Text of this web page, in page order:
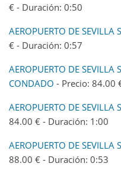
€ - Duración: 0:50
AEROPUERTO DE SEVILLA
€ - Duración: 0:57
AEROPUERTO DE SEVILLA
CONDADO - Precio: 84.00
AEROPUERTO DE SEVILLA
84.00 € - Duración: 1:00
AEROPUERTO DE SEVILLA
88.00 € - Duración: 0:53